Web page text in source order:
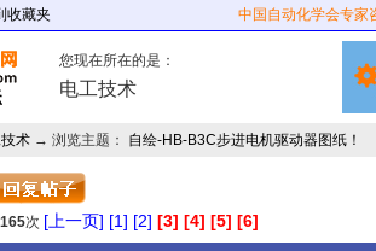
收藏夹 中国自动化学会专家
您现在所在的是：
电工技术
术 → 浏览主题： 自绘-HB-B3C步进电机驱动器图纸！
次 [上一页] [1] [2] [3] [4] [5] [6]